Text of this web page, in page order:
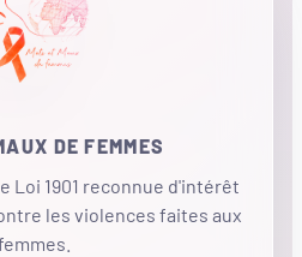
DE FEMMES
Loi 1901 reconnue d'intérêt
les violences faites aux